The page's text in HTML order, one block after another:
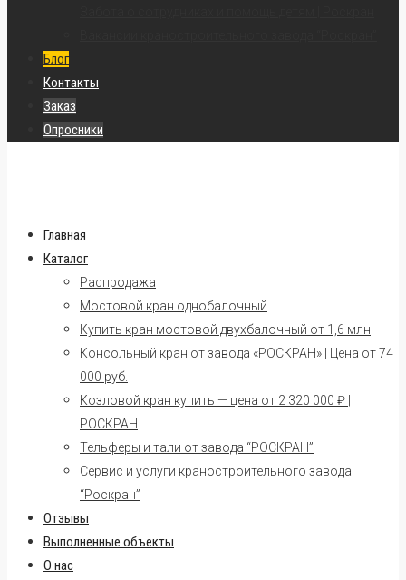
Блог
Контакты
Заказ
Опросники
Главная
Каталог
Распродажа
Мостовой кран однобалочный
Купить кран мостовой двухбалочный от 1,6 млн
Консольный кран от завода «РОСКРАН» | Цена от 74
000 руб.
Козловой кран купить — цена от 2 320 000 ₽ |
РОСКРАН
Тельферы и тали от завода “РОСКРАН”
Сервис и услуги краностроительного завода
“Роскран”
Отзывы
Выполненные объекты
О нас